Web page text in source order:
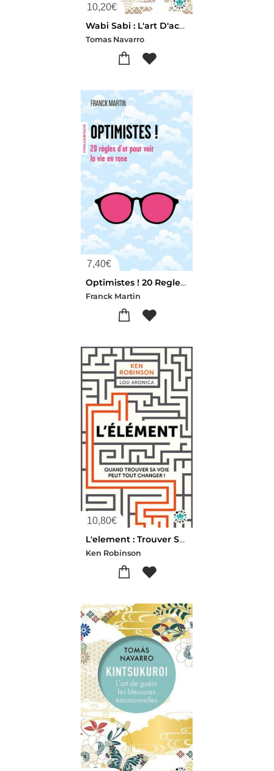
10,20€
Wabi Sabi : L'art D'accepter L'imperfection
Tomas Navarro
7,40€
Optimistes ! 20 Regles D'or Pour Voir La Vie En Rose
Franck Martin
10,80€
L'element : Trouver Sa Voie Peut Tout Changer
Ken Robinson